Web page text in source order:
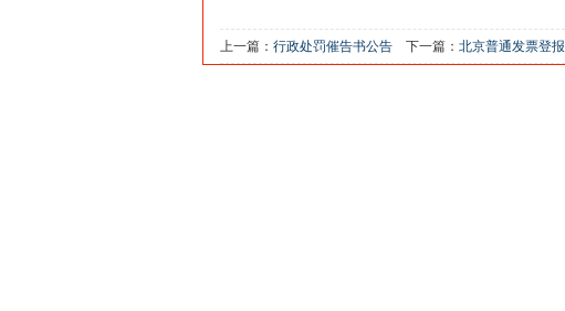
上一篇： 行政处罚催告书公告 下一篇： 北京普通发票登报